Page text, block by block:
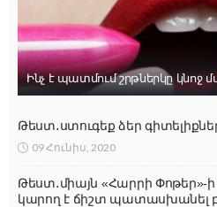
Ինչ է պատմում շրթներկը կնոջ
Թեստ․ստուգեք ձեր
09 Հունիս, 2020
Թեստ․միայն «Հարրի
կարող է ճիշտ պատասխանել